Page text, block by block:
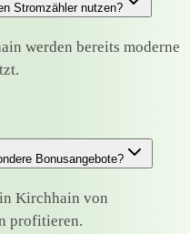
Stromzähler nutzen?
werden bereits moderne
Bonusangebote?
Kirchhain von
profitieren.